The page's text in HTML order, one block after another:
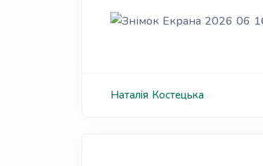
Наталія Костецька